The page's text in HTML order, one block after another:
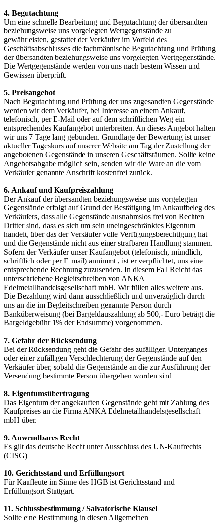
4. Begutachtung
Um eine schnelle Bearbeitung und Begutachtung der übersandten
beziehungsweise uns vorgelegten Wertgegenstände zu
gewährleisten, gestattet der Verkäufer im Vorfeld des
Geschäftsabschlusses die fachmännische Begutachtung und Prüfung
der übersandten beziehungsweise uns vorgelegten Wertgegenstände.
Die Wertgegenstände werden von uns nach bestem Wissen und
Gewissen überprüft.
5. Preisangebot
Nach Begutachtung und Prüfung der uns zugesandten Gegenstände
werden wir dem Verkäufer, bei Interesse an einem Ankauf,
telefonisch, per E-Mail oder auf dem schriftlichen Weg ein
entsprechendes Kaufangebot unterbreiten. An dieses Angebot halten
wir uns 7 Tage lang gebunden. Grundlage der Bewertung ist unser
aktueller Tageskurs auf unserer Website am Tag der Zustellung der
angebotenen Gegenstände in unseren Geschäftsräumen. Sollte keine
Angebotsabgabe möglich sein, senden wir die Ware an die vom
Verkäufer genannte Anschrift kostenfrei zurück.
6. Ankauf und Kaufpreiszahlung
Der Ankauf der übersandten beziehungsweise uns vorgelegten
Gegenstände erfolgt auf Grund der Bestätigung im Ankaufbeleg des
Verkäufers, dass alle Gegenstände ausnahmslos frei von Rechten
Dritter sind, dass es sich um sein uneingeschränktes Eigentum
handelt, über das der Verkäufer volle Verfügungsberechtigung hat
und die Gegenstände nicht aus einer strafbaren Handlung stammen.
Sofern der Verkäufer unser Kaufangebot (telefonisch, mündlich,
schriftlich oder per E-mail) annimmt , ist er verpflichtet, uns eine
entsprechende Rechnung zuzusenden. In diesem Fall Reicht das
unterschriebene Begleitschreiben von ANKA
Edelmetallhandelsgesellschaft mbH. Wir füllen alles weitere aus.
Die Bezahlung wird dann ausschließlich und unverzüglich durch
uns an die im Begleitschreiben genannte Person durch
Banküberweisung (bei Bargeldauszahlung ab 500,- Euro beträgt die
Bargeldgebühr 1% der Endsumme) vorgenommen.
7. Gefahr der Rücksendung
Bei der Rücksendung geht die Gefahr des zufälligen Unterganges
oder einer zufälligen Verschlechterung der Gegenstände auf den
Verkäufer über, sobald die Gegenstände an die zur Ausführung der
Versendung bestimmte Person übergeben worden sind.
8. Eigentumsübertragung
Das Eigentum der angekauften Gegenstände geht mit Zahlung des
Kaufpreises an die Firma ANKA Edelmetallhandelsgesellschaft
mbH über.
9. Anwendbares Recht
Es gilt das deutsche Recht unter Ausschluss des UN-Kaufrechts
(CISG).
10. Gerichtsstand und Erfüllungsort
Für Kaufleute im Sinne des HGB ist Gerichtsstand und
Erfüllungsort Stuttgart.
11. Schlussbestimmung / Salvatorische Klausel
Sollte eine Bestimmung in diesen Allgemeinen